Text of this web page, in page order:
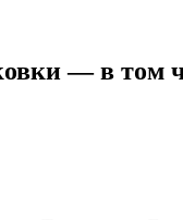
— в том